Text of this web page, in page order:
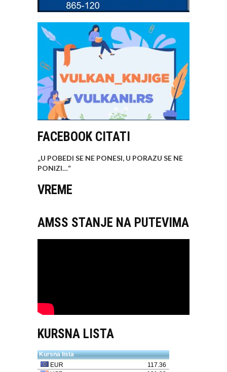
FACEBOOK CITATI
„U POBEDI SE NE PONESI, U PORAZU SE NE
PONIZI…“
VREME
AMSS STANJE NA PUTEVIMA
KURSNA LISTA